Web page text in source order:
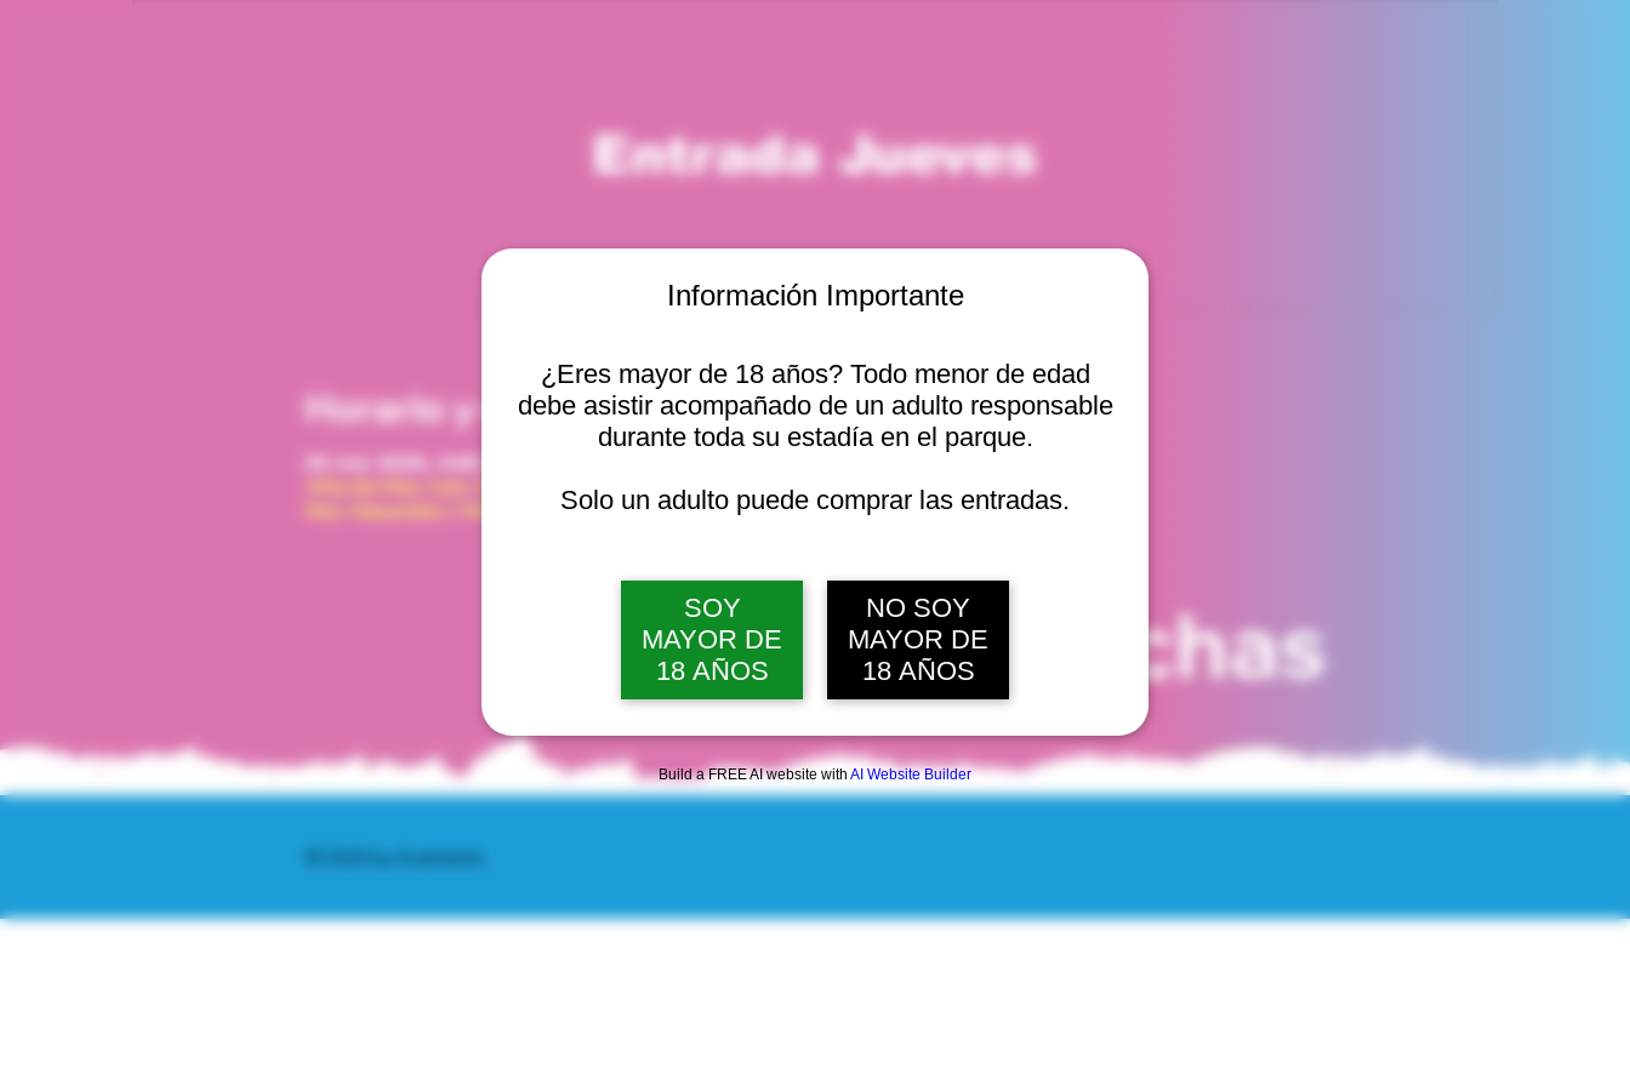
Información Importante
¿Eres mayor de 18 años? Todo menor de edad
debe asistir acompañado de un adulto responsable
durante toda su estadía en el parque.
Solo un adulto puede comprar las entradas.
SOY
MAYOR DE
18 AÑOS
NO SOY
MAYOR DE
18 AÑOS
Build a FREE AI website with AI Website Builder
Entrada Jueves
Horario y ubicación
Viña del Mar, Cam. Internacional 2440, Viña del
jue, 13 ago, 10:00 a. m.
Ver 10 fechas
© 2025 by Scantastic.